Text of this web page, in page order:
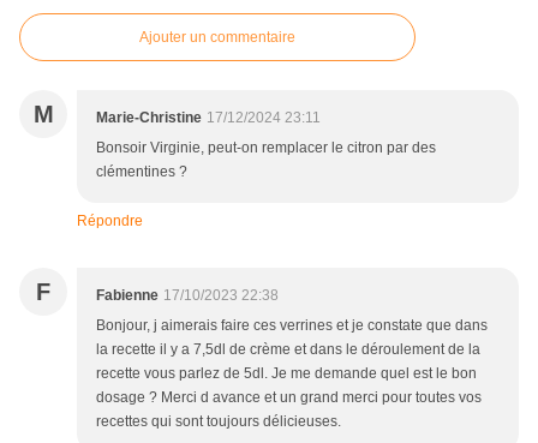
Ajouter un commentaire
M Marie-Christine 17/12/2024 23:11
Bonsoir Virginie, peut-on remplacer le citron par des
clémentines ?
Répondre
F Fabienne 17/10/2023 22:38
Bonjour, j aimerais faire ces verrines et je constate que dans
la recette il y a 7,5dl de crème et dans le déroulement de la
recette vous parlez de 5dl. Je me demande quel est le bon
dosage ? Merci d avance et un grand merci pour toutes vos
recettes qui sont toujours délicieuses.